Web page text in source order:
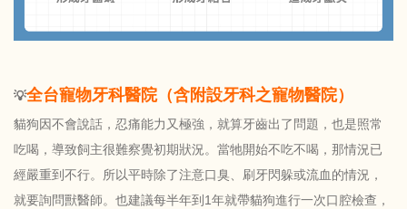
💡全台寵物牙科醫院（含附設牙科之寵物醫院）
貓狗因不會說話，忍痛能力又極強，就算牙齒出了問題，也是照常
吃喝，導致飼主很難察覺初期狀況。當牠開始不吃不喝，那情況已
經嚴重到不行。所以平時除了注意口臭、刷牙閃躲或流血的情況，
就要詢問獸醫師。也建議每半年到1年就帶貓狗進行一次口腔檢查，